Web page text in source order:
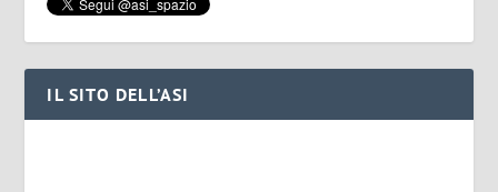
IL SITO DELL’ASI